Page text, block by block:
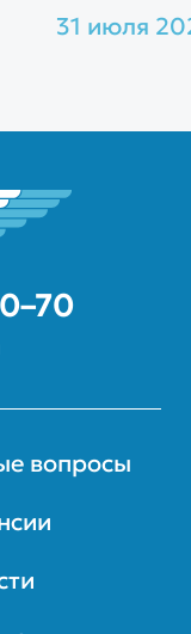
31 июля
вопросы